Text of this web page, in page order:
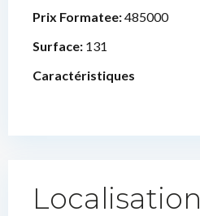
Prix Formatee:485000
Surface: 131
Caractéristiques
Localisation